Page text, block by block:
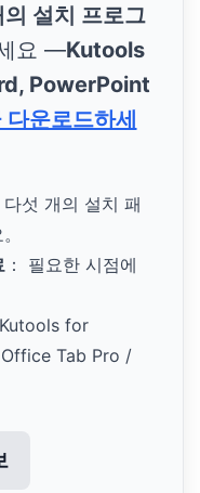
의 설치 프로그
요 —Kutools
PowerPoint
다운로드하세
다섯 개의 설치 패
： 필요한 시점에
for
Tab Pro /